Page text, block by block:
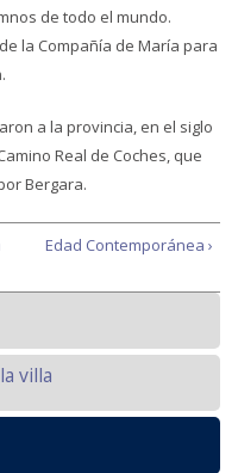
de todo el mundo.
la Compañía de María para
a la provincia, en el siglo
Real de Coches, que
Bergara.
Edad Contemporánea ›
villa